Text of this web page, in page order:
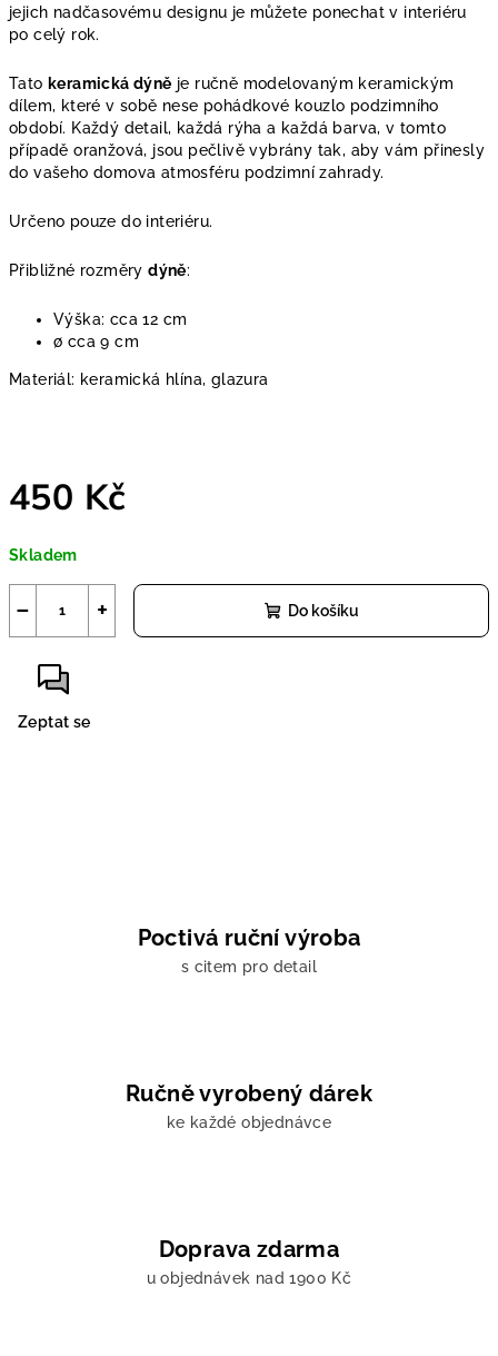
jejich nadčasovému designu je můžete ponechat v interiéru
po celý rok.
Tato keramická dýně je ručně modelovaným keramickým
dílem, které v sobě nese pohádkové kouzlo podzimního
období. Každý detail, každá rýha a každá barva, v tomto
případě oranžová, jsou pečlivě vybrány tak, aby vám přinesly
do vašeho domova atmosféru podzimní zahrady.
Určeno pouze do interiéru.
Přibližné rozměrydýně:
Výška: cca 12 cm
∅ cca 9 cm
Materiál: keramická hlína, glazura
450 Kč
cena:
Skladem
+
− Do košíku
Zeptat se
Poctivá ruční výroba
s citem pro detail
Ručně vyrobený dárek
ke každé objednávce
Doprava zdarma
u objednávek nad 1900 Kč